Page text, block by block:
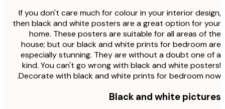
If you don't care much for colour in your interior
then black and white posters are a great option for
home. These posters are suitable for all areas
house; but our black and white prints for bedroom
especially stunning. They are without a doubt one
kind. You can't go wrong with black and white
Decorate with black and white prints for bedroom
Black and white